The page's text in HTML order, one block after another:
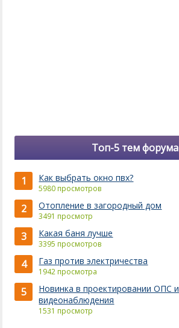
Топ-5 тем форума
1 Как выбрать окно пвх?
5980 просмотров
2 Отопление в загородный дом
3491 просмотр
3 Какая баня лучше
3395 просмотров
4 Газ против электричества
1942 просмотра
5
Новинка в проектировании ОПС и
видеонаблюдения
1531 просмотр